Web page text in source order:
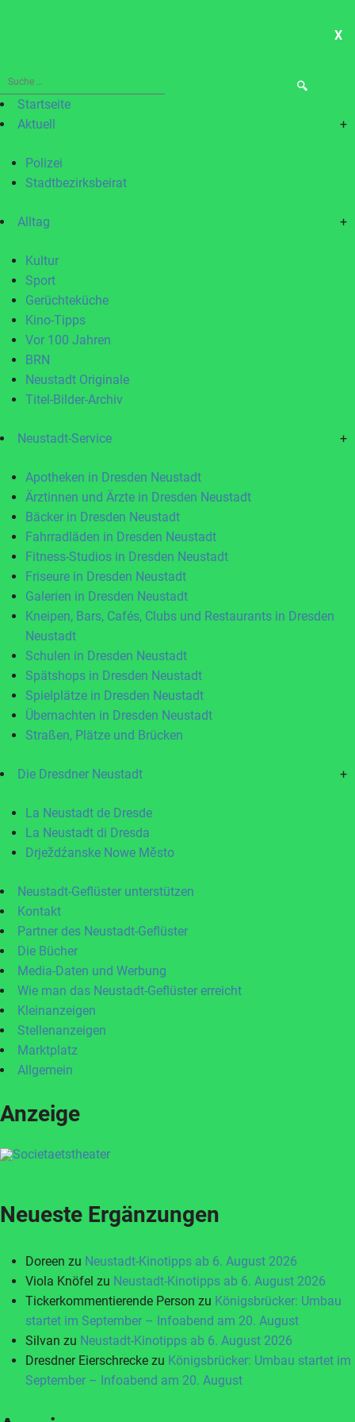
X
Suche
nach:Startseite
Aktuell
+
Polizei
Stadtbezirksbeirat
Alltag +
Kultur
Sport
Gerüchteküche
Kino-Tipps
Vor 100 Jahren
BRN
Neustadt Originale
Titel-Bilder-Archiv
Neustadt-Service +
Apotheken in Dresden Neustadt
Ärztinnen und Ärzte in Dresden Neustadt
Bäcker in Dresden Neustadt
Fahrradläden in Dresden Neustadt
Fitness-Studios in Dresden Neustadt
Friseure in Dresden Neustadt
Galerien in Dresden Neustadt
Kneipen, Bars, Cafés, Clubs und Restaurants in Dresden
Neustadt
Schulen in Dresden Neustadt
Spätshops in Dresden Neustadt
Spielplätze in Dresden Neustadt
Übernachten in Dresden Neustadt
Straßen, Plätze und Brücken
Die Dresdner Neustadt +
La Neustadt de Dresde
La Neustadt di Dresda
Drježdźanske Nowe Město
Neustadt-Geflüster unterstützen
Kontakt
Partner des Neustadt-Geflüster
Die Bücher
Media-Daten und Werbung
Wie man das Neustadt-Geflüster erreicht
Kleinanzeigen
Stellenanzeigen
Marktplatz
Allgemein
Anzeige
Neueste Ergänzungen
Doreen zu Neustadt-Kinotipps ab 6. August 2026
Viola Knöfel zu Neustadt-Kinotipps ab 6. August 2026
Tickerkommentierende Person zu Königsbrücker: Umbau
startet im September – Infoabend am 20. August
Silvan zu Neustadt-Kinotipps ab 6. August 2026
Dresdner Eierschrecke zu Königsbrücker: Umbau startet im
September – Infoabend am 20. August